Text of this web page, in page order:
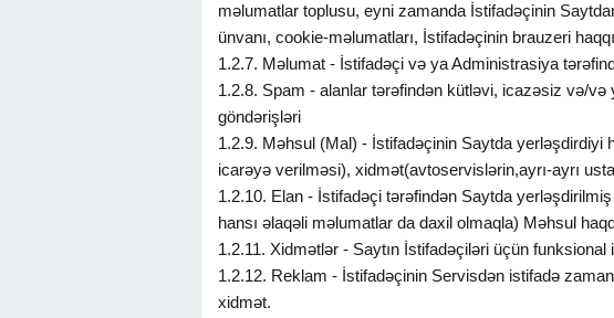
məlumatlar toplusu, eyni zamanda İstifadəçinin
ünvanı, cookie-məlumatları, İstifadəçinin brauzeri
1.2.7. Məlumat - İstifadəçi və ya Administrasiya
1.2.8. Spam - alanlar tərəfindən kütləvi, icazəsiz və/
göndərişləri
1.2.9. Məhsul (Mal) - İstifadəçinin Saytda yerləşdirdiyi
icarəyə verilməsi), xidmət(avtoservislərin,ayrı-ayrı
1.2.10. Elan - İstifadəçi tərəfindən Saytda
hansı əlaqəli məlumatlar da daxil olmaqla) Məhsul
1.2.11. Xidmətlər - Saytın İstifadəçiləri üçün funksional
1.2.12. Reklam - İstifadəçinin Servisdən istifadə
xidmət.